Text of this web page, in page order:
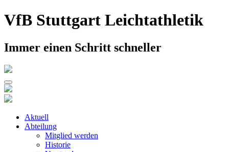
Skip
to
VfB Stuttgart Leichtathletik
Immer einen Schritt schneller
Aktuell
Abteilung
Mitglied werden
Historie